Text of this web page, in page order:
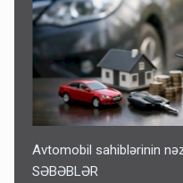
Avtomobil sahiblərinin
SƏBƏBLƏR